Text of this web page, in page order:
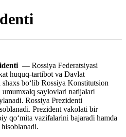
— Rossiya Federatsiyasi
huquq-tartibot va Davlat
boʻlib Rossiya Konstitutsion
saylovlari natijalari
Rossiya Prezidenti
Prezident vakolati bir
qoʻmita vazifalarini bajaradi hamda